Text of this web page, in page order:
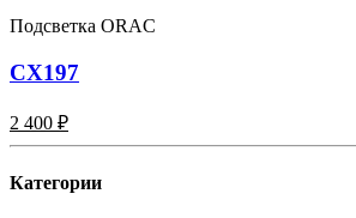
Подсветка ORAC
CX197
2 400 ₽
Категории